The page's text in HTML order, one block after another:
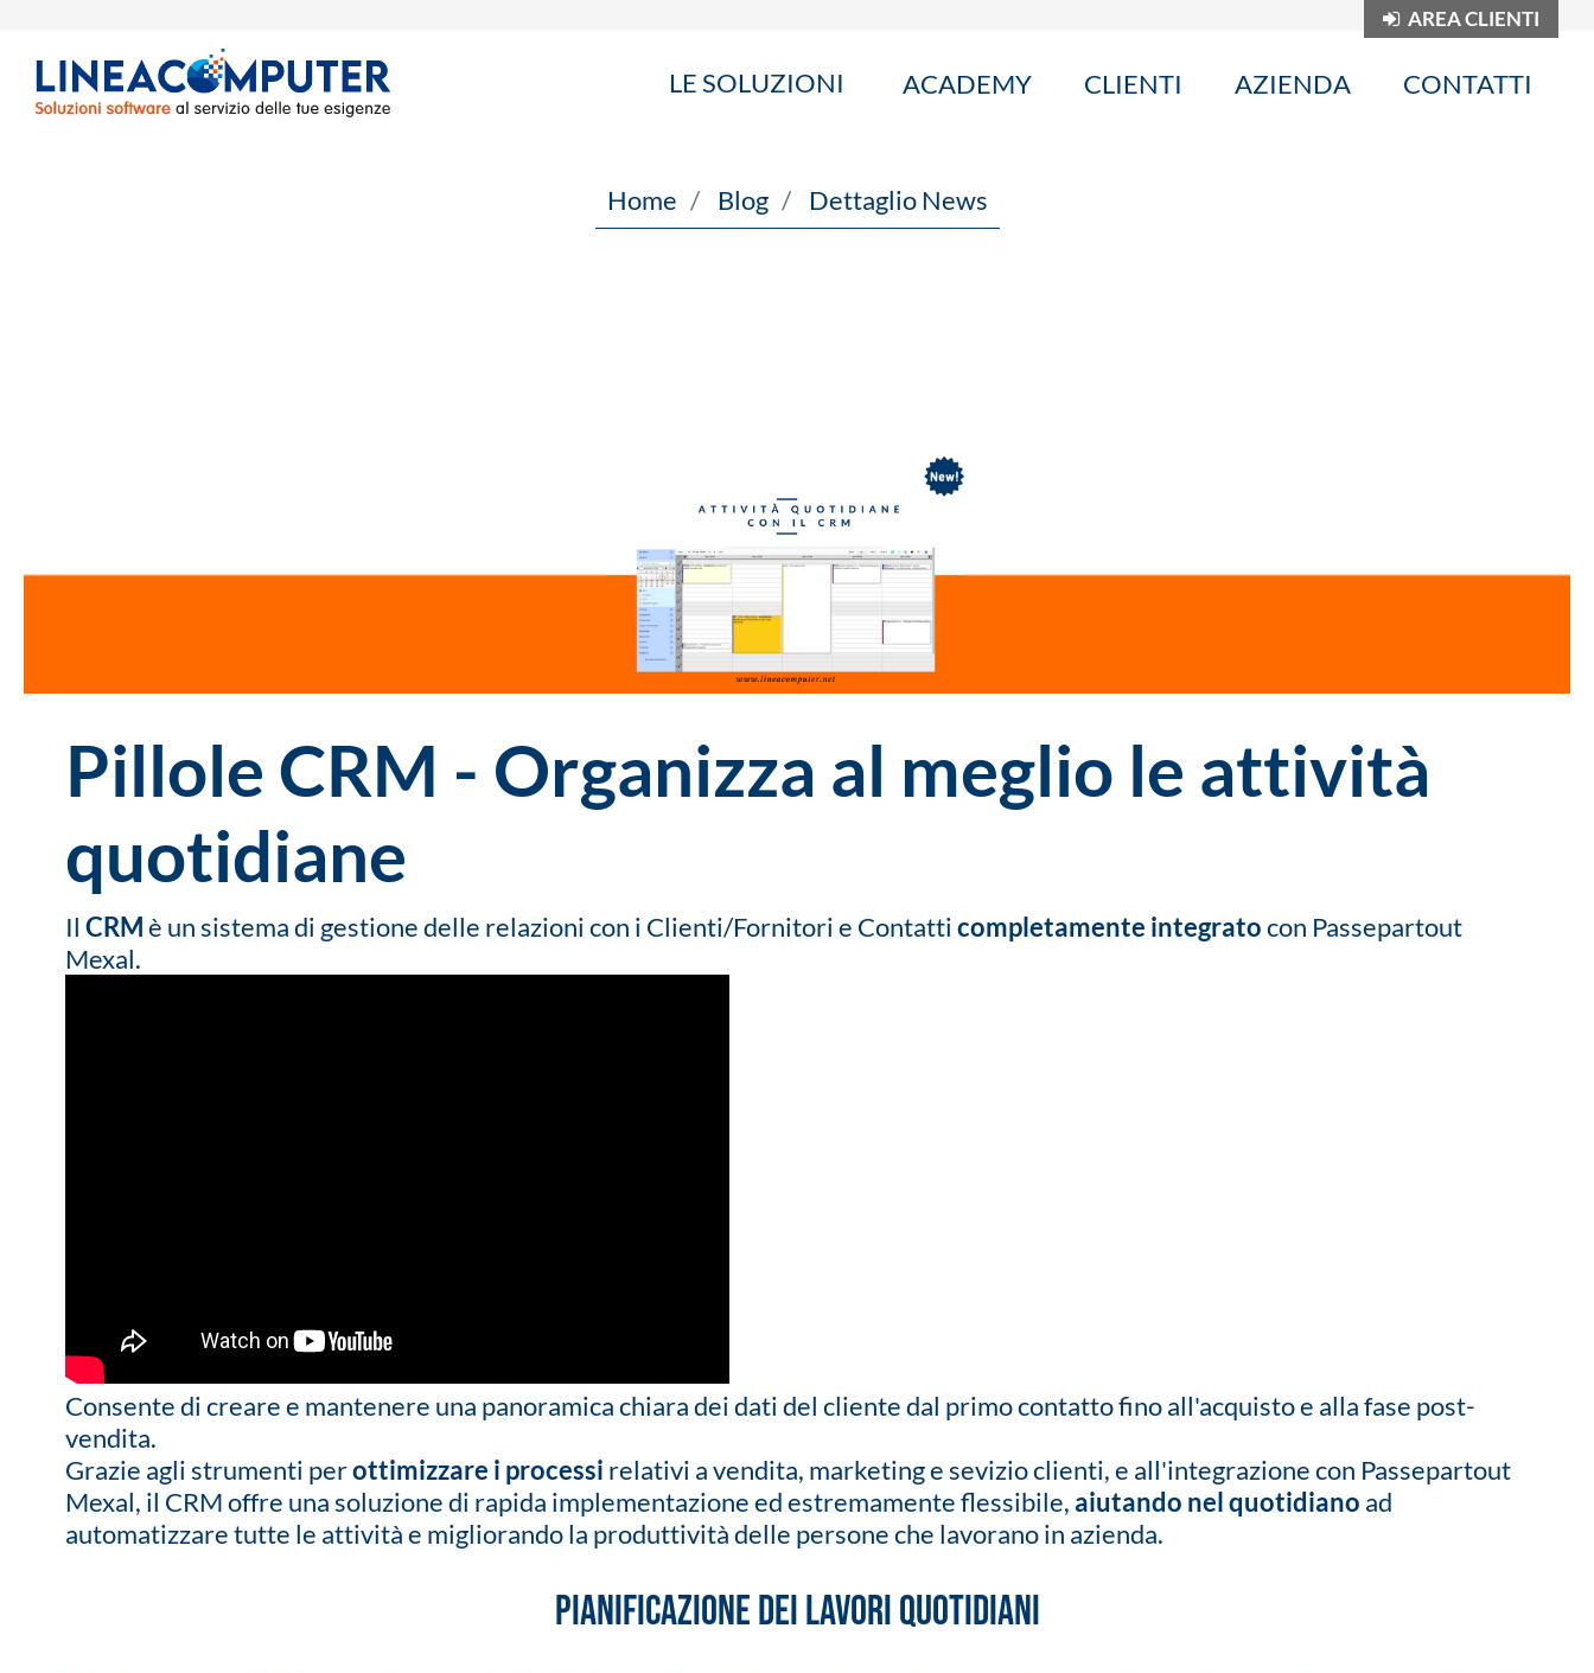
AREA CLIENTI
LE SOLUZIONI ACADEMY CLIENTI AZIENDA CONTATTI
Home Blog Dettaglio News
Pillole CRM - Organizza al meglio le attività
quotidiane
Il CRMè un sistema di gestione delle relazioni con i Clienti/Fornitori e Contatticompletamente integratocon Passepartout
Mexal.
Consente di creare e mantenere una panoramica chiara dei dati del cliente dal primo contatto fino all'acquisto e alla fase post-
vendita.
Grazie agli strumenti perottimizzare i processi relativi a vendita, marketing e sevizio clienti, e all'integrazione con Passepartout
Mexal, il CRM offre una soluzione di rapida implementazione ed estremamente flessibile, aiutando nel quotidiano ad
automatizzare tutte le attività e migliorando la produttività delle persone che lavorano in azienda.
PIANIFICAZIONE DEI LAVORI QUOTIDIANI